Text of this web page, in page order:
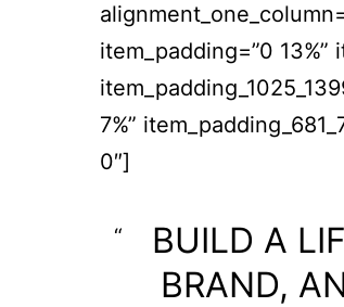
item_padding=”0 13%”
7%”
0″]
BUILD A
BRAND,